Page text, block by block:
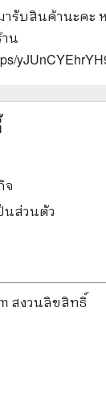
ารับสินค้านะคะ
น
จ
นส่วนตัว
สงวนลิขสิทธิ์